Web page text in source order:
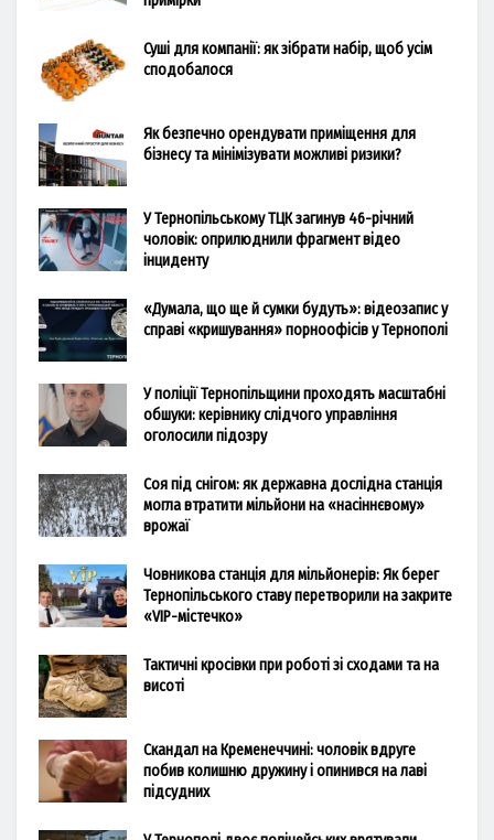
Суші для компанії: як зібрати набір, щоб усім
сподобалося
Як безпечно орендувати приміщення для
бізнесу та мінімізувати можливі ризики?
У Тернопільському ТЦК загинув 46-річний
чоловік: оприлюднили фрагмент відео
інциденту
«Думала, що ще й сумки будуть»: відеозапис у
справі «кришування» порноофісів у Тернополі
У поліції Тернопільщини проходять масштабні
обшуки: керівнику слідчого управління
оголосили підозру
Соя під снігом: як державна дослідна станція
могла втратити мільйони на «насіннєвому»
врожаї
Човникова станція для мільйонерів: Як берег
Тернопільського ставу перетворили на закрите
«VIP-містечко»
Тактичні кросівки при роботі зі сходами та на
висоті
Скандал на Кременеччині: чоловік вдруге
побив колишню дружину і опинився на лаві
підсудних